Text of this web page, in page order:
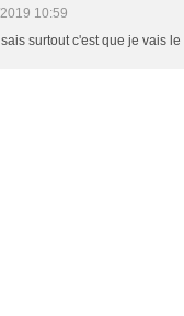
10:59
surtout c'est que je vais